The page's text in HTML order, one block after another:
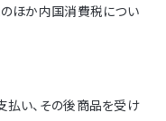
のほか内国消費税につい
払い、その後商品を受け